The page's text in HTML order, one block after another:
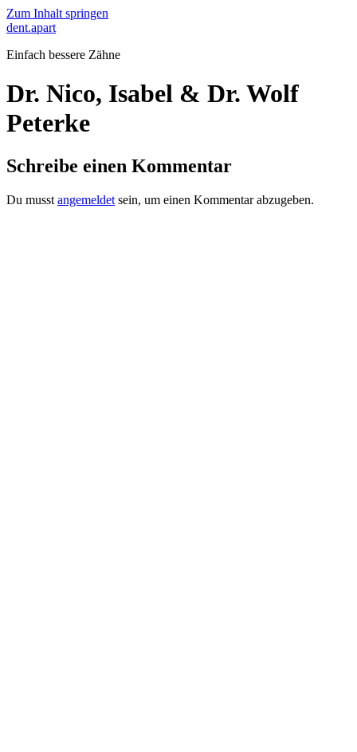
Zum Inhalt springen
dent.apart
Einfach bessere Zähne
Dr. Nico, Isabel & Dr. Wolf
Peterke
Schreibe einen Kommentar
Du musst angemeldet sein, um einen Kommentar abzugeben.